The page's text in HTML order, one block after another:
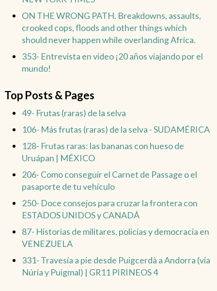
ON THE WRONG PATH. Breakdowns, assaults,
crooked cops, floods and other things which
should never happen while overlanding Africa.
353- Entrevista en video ¡20 años viajando por el
mundo!
Top Posts & Pages
49- Frutas (raras) de la selva
106- Más frutas (raras) de la selva - SUDAMÉRICA
128- Frutas raras: las bananas con hueso de
Uruápan | MÉXICO
206- Como conseguir el Carnet de Passage o el
pasaporte de tu vehículo
250- Doce consejos para cruzar la frontera con
ESTADOS UNIDOS y CANADÁ
87- Historias de militares, policías y democracia en
VENEZUELA
331- Travesía a pie desde Puigcerdà a Andorra (vía
Núria y Puigmal) | GR11 PIRINEOS 4